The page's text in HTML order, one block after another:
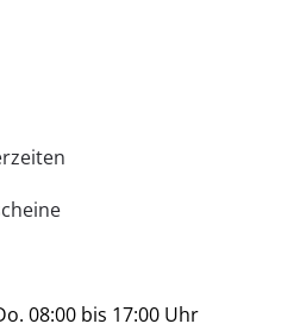
08:00 bis 17:00 Uhr